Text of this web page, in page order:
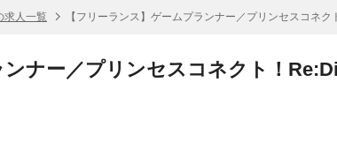
求人一覧 【フリーランス】ゲームプランナー／プリンセスコネ
ンナー／プリンセスコネクト！